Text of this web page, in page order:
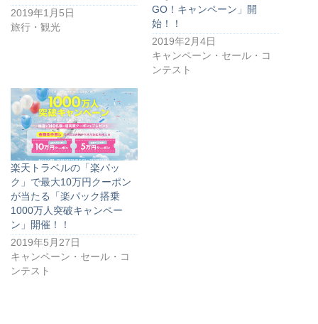
2019年1月5日
旅行・観光
GO！キャンペーン」開
始！！
2019年2月4日
キャンペーン・セール・コ
ンテスト
楽天トラベルの「楽パッ
ク」で最大10万円クーポン
が当たる「楽パック搭乗
1000万人突破キャンペー
ン」開催！！
2019年5月27日
キャンペーン・セール・コ
ンテスト